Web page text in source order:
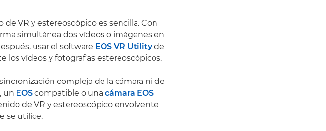
VR y estereoscópico es sencilla. Con
simultánea dos vídeos o imágenes en
usar el software EOS VR Utilityde
los vídeos y fotografías estereoscópicos.
compleja de la cámara ni de
, un EOS compatible o una cámara EOS
de VR y estereoscópico envolvente
se utilice.